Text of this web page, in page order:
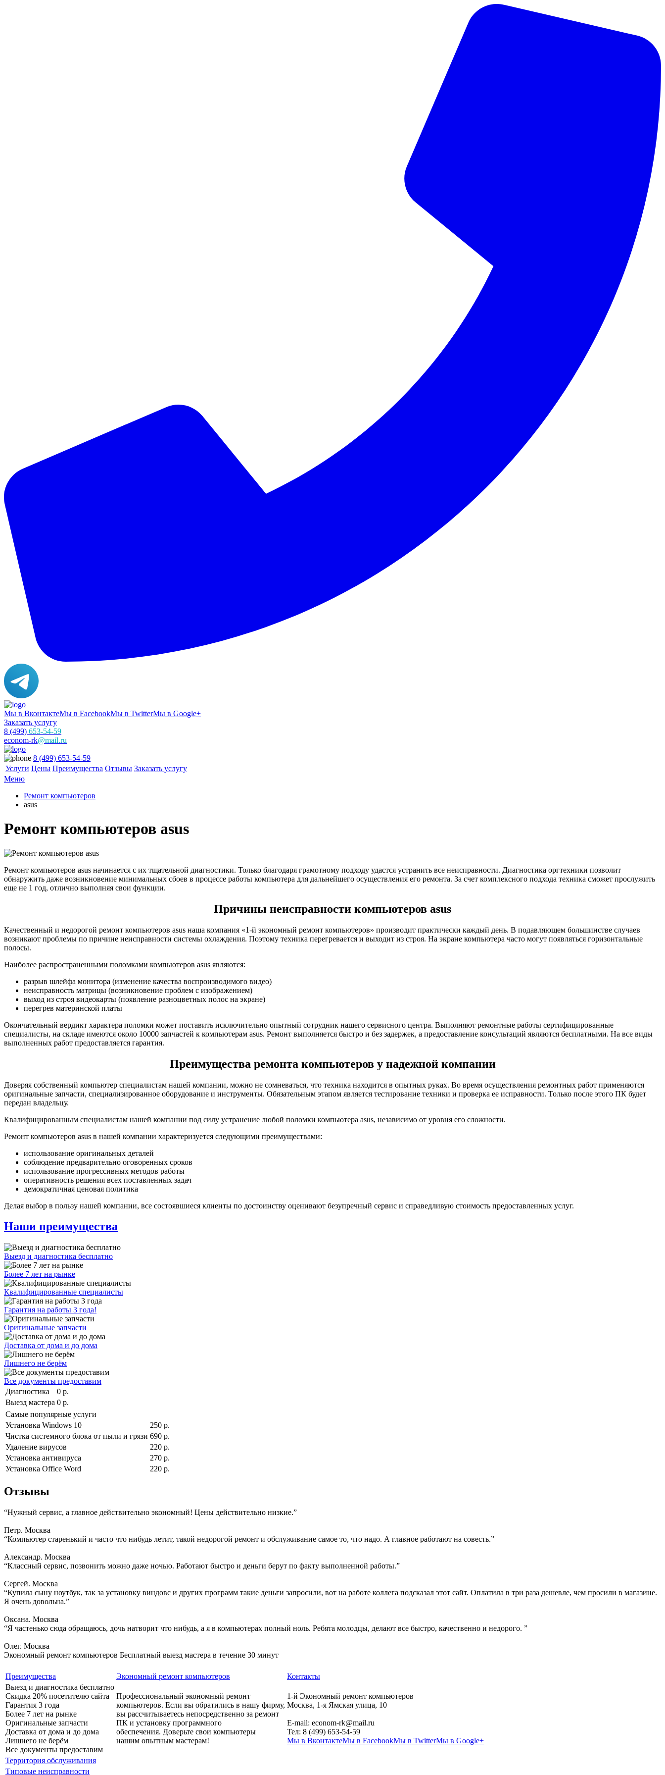
Мы в ВконтактеМы в FacebookМы в TwitterМы в Google+
Заказать услугу
8 (499) 653-54-59
econom-rk@mail.ru
8 (499) 653-54-59
Услуги Цены Преимущества Отзывы Заказать услугу
Меню
Ремонт компьютеров
asus
Ремонт компьютеров asus
Ремонт компьютеров asus начинается с их тщательной диагностики. Только благодаря грамотному подходу удастся устранить все неисправности. Диагностика оргтехники позволит
обнаружить даже возникновение минимальных сбоев в процессе работы компьютера для дальнейшего осуществления его ремонта. За счет комплексного подхода техника сможет прослужить
еще не 1 год, отлично выполняя свои функции.
Причины неисправности компьютеров asus
Качественный и недорогой ремонт компьютеров asus наша компания «1-й экономный ремонт компьютеров» производит практически каждый день. В подавляющем большинстве случаев
возникают проблемы по причине неисправности системы охлаждения. Поэтому техника перегревается и выходит из строя. На экране компьютера часто могут появляться горизонтальные
полосы.
Наиболее распространенными поломками компьютеров asus являются:
разрыв шлейфа монитора (изменение качества воспроизводимого видео)
неисправность матрицы (возникновение проблем с изображением)
выход из строя видеокарты (появление разноцветных полос на экране)
перегрев материнской платы
Окончательный вердикт характера поломки может поставить исключительно опытный сотрудник нашего сервисного центра. Выполняют ремонтные работы сертифицированные
специалисты, на складе имеются около 10000 запчастей к компьютерам asus. Ремонт выполняется быстро и без задержек, а предоставление консультаций являются бесплатными. На все виды
выполненных работ предоставляется гарантия.
Преимущества ремонта компьютеров у надежной компании
Доверяя собственный компьютер специалистам нашей компании, можно не сомневаться, что техника находится в опытных руках. Во время осуществления ремонтных работ применяются
оригинальные запчасти, специализированное оборудование и инструменты. Обязательным этапом является тестирование техники и проверка ее исправности. Только после этого ПК будет
передан владельцу.
Квалифицированным специалистам нашей компании под силу устранение любой поломки компьютера asus, независимо от уровня его сложности.
Ремонт компьютеров asus в нашей компании характеризуется следующими преимуществами:
использование оригинальных деталей
соблюдение предварительно оговоренных сроков
использование прогрессивных методов работы
оперативность решения всех поставленных задач
демократичная ценовая политика
Делая выбор в пользу нашей компании, все состоявшиеся клиенты по достоинству оценивают безупречный сервис и справедливую стоимость предоставленных услуг.
Наши преимущества
Выезд и диагностика бесплатно
Более 7 лет на рынке
Квалифицированные специалисты
Гарантия на работы 3 года!
Оригинальные запчасти
Доставка от дома и до дома
Лишнего не берём
Все документы предоставим
Диагностика
0 р.
Выезд мастера 0 р.
Самые популярные услуги
Установка Windows 10
250 р.
Чистка системного блока от пыли и грязи 690 р.
Удаление вирусов
220 р.
Установка антивируса
270 р.
Установка Office Word
220 р.
Отзывы
“Нужный сервис, а главное действительно экономный! Цены действительно низкие.”
Петр. Москва
“Компьютер старенький и часто что нибудь летит, такой недорогой ремонт и обслуживание самое то, что надо. А главное работают на совесть.”
Александр. Москва
“Классный сервис, позвонить можно даже ночью. Работают быстро и деньги берут по факту выполненной работы.”
Сергей. Москва
“Купила сыну ноутбук, так за установку виндовс и других программ такие деньги запросили, вот на работе коллега подсказал этот сайт. Оплатила в три раза дешевле, чем просили в магазине.
Я очень довольна.”
Оксана. Москва
“Я частенько сюда обращаюсь, дочь натворит что нибудь, а я в компьютерах полный ноль. Ребята молодцы, делают все быстро, качественно и недорого. ”
Олег. Москва
Экономный ремонт компьютеров Бесплатный выезд мастера в течение 30 минут
Преимущества Экономный ремонт компьютеров
Контакты
Выезд и диагностика бесплатно
Скидка 20% посетителю сайта
Гарантия 3 года
Более 7 лет на рынке
Оригинальные запчасти
Доставка от дома и до дома
Лишнего не берём
Все документы предоставим
Профессиональный экономный ремонт
компьютеров. Если вы обратились в нашу фирму,
вы рассчитываетесь непосредственно за ремонт
ПК и установку программного
обеспечения. Доверьте свои компьютеры
нашим опытным мастерам!
1-й Экономный ремонт компьютеров
Москва, 1-я Ямская улица, 10
E-mail: econom-rk@mail.ru
Тел: 8 (499) 653-54-59
Мы в ВконтактеМы в FacebookМы в TwitterМы в Google+
Территория обслуживания
Типовые неисправности